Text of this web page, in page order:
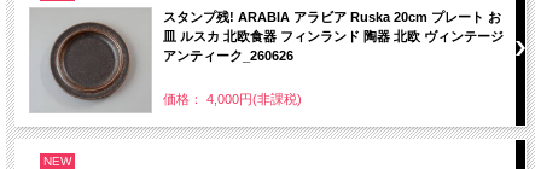
スタンプ残! ARABIA アラビア Ruska 20cm プレート お
皿 ルスカ 北欧食器 フィンランド 陶器 北欧 ヴィンテージ
アンティーク_260626
価格： 4,000円(非課税)
NEW